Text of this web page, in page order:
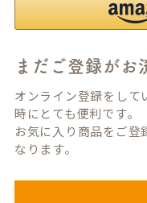
まだご登録がお
オンライン登録をして
時にとても便利です。
お気に入り商品をご登
なります。